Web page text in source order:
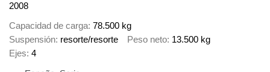
2008
Capacidad de carga 78.500 kg
Suspensión resorte/resorte Peso neto 13.500 kg
Ejes 4